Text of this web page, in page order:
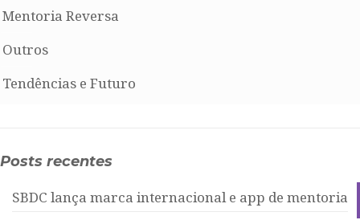
Mentoria Reversa
Outros
Tendências e Futuro
Posts recentes
SBDC lança marca internacional e app de mentoria